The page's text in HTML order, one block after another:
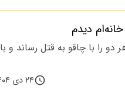
دیدم
را با چاقو به قتل رساند و با
۲۴ دی ۱۴۰۴